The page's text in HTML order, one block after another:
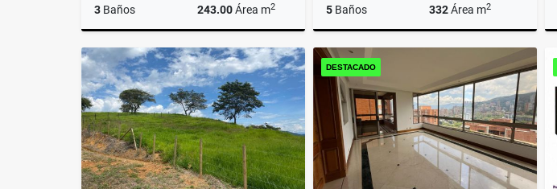
3 Baños 243.00Área m2
Venta
$2.650.000.000
5 Baños 332Área m2
$16.000.000
DESTACADO